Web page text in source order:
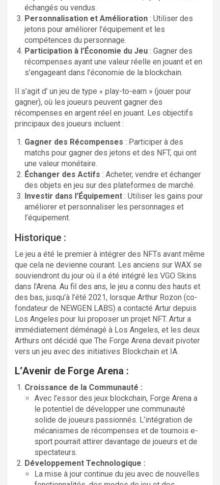
échangés ou vendus.
Personnalisation et Amélioration : Utiliser des
jetons pour améliorer l’équipement et les
compétences du personnage.
Participation à l’Économie du Jeu : Gagner des
récompenses ayant une valeur réelle en jouant et en
s’engageant dans l’économie de la blockchain.
Il s’agit d’ un jeu de type « play-to-earn » (jouer pour
gagner), où les joueurs peuvent gagner des
récompenses en argent réel en jouant. Les objectifs
principaux des joueurs incluent :
Gagner des Récompenses : Participer à des
matchs pour gagner des jetons et des NFT, qui ont
une valeur monétaire.
Échanger des Actifs : Acheter, vendre et échanger
des objets en jeu sur des plateformes de marché.
Investir dans l’Équipement : Utiliser les gains pour
améliorer et personnaliser les personnages et
l’équipement.
Historique :
Le jeu a été le premier à intégrer des NFTs avant même
que cela ne devienne courant. Les anciens sur WAX se
souviendront du jour où il a été intégré les VGO Skins
dans l’Arena. Au fil des ans, le jeu a connu des hauts et
des bas, jusqu’à l’été 2021, lorsque Arthur Rozon (co-
fondateur de NEWGEN LABS) a contacté Artur depuis
Los Angeles pour lui proposer un projet NFT. Artur a
immédiatement déménagé à Los Angeles, et les deux
Arthurs ont décidé que The Forge Arena devait pivoter
vers un jeu avec des initiatives Blockchain et IA.
L’Avenir de Forge Arena :
Croissance de la Communauté :
Avec l’essor des jeux blockchain, Forge Arena a
le potentiel de développer une communauté
solide de joueurs passionnés. L’intégration de
mécanismes de récompenses et de tournois e-
sport pourrait attirer davantage de joueurs et de
spectateurs.
Développement Technologique :
La mise à jour continue du jeu avec de nouvelles